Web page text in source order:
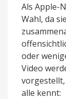
Als Apple-
Wahl, da
oder
Video
alle kennt: